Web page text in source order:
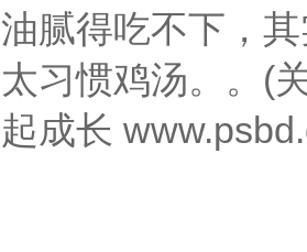
腻得吃不下，
习惯鸡汤。 。 (
成长